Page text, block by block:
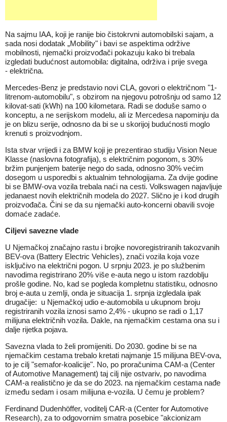
Na sajmu IAA, koji je ranije bio čistokrvni automobilski sajam, a
sada nosi dodatak „Mobility" i bavi se aspektima održive
mobilnosti, njemački proizvođači pokazuju kako bi trebala
izgledati budućnost automobila: digitalna, održiva i prije svega
- električna.
Mercedes-Benz je predstavio novi CLA, govori o električnom "1-
litrenom-automobilu", s obzirom na njegovu potrošnju od samo 12
kilovat-sati (kWh) na 100 kilometara. Radi se doduše samo o
konceptu, a ne serijskom modelu, ali iz Mercedesa napominju da
je on blizu serije, odnosno da bi se u skorijoj budućnosti moglo
krenuti s proizvodnjom.
Ista stvar vrijedi i za BMW koji je prezentirao studiju Vision Neue
Klasse (naslovna fotografija), s električnim pogonom, s 30%
bržim punjenjem baterije nego do sada, odnosno 30% većim
dosegom u usporedbi s aktualnim tehnologijama. Za dvije godine
bi se BMW-ova vozila trebala naći na cesti. Volkswagen najavljuje
jedanaest novih električnih modela do 2027. Slično je i kod drugih
proizvođača. Čini se da su njemački auto-koncerni obavili svoje
domaće zadaće.
Ciljevi savezne vlade
U Njemačkoj značajno rastu i brojke novoregistriranih takozvanih
BEV-ova (Battery Electric Vehicles), znači vozila koja voze
isključivo na električni pogon. U srpnju 2023. je po službenim
navodima registrirano 20% više e-auta nego u istom razdoblju
prošle godine. No, kad se pogleda kompletnu statistiku, odnosno
broj e-auta u zemlji, onda je situacija 1. srpnja izgledala ipak
drugačije: u Njemačkoj udio e-automobila u ukupnom broju
registriranih vozila iznosi samo 2,4% - ukupno se radi o 1,17
milijuna električnih vozila. Dakle, na njemačkim cestama ona su i
dalje rijetka pojava.
Savezna vlada to želi promijeniti. Do 2030. godine bi se na
njemačkim cestama trebalo kretati najmanje 15 milijuna BEV-ova,
to je cilj "semafor-koalicije". No, po proračunima CAM-a (Center
of Automotive Management) taj cilj nije ostvariv, po navodima
CAM-a realistično je da se do 2023. na njemačkim cestama nađe
između sedam i osam milijuna e-vozila. U čemu je problem?
Ferdinand Dudenhöffer, voditelj CAR-a (Center for Automotive
Research), za to odgovornim smatra posebice "akcionizam